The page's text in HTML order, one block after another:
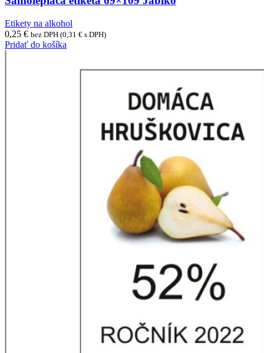
Etikety na alkohol
0,25 € bez DPH (0,31 € s DPH)
Pridať do košíka